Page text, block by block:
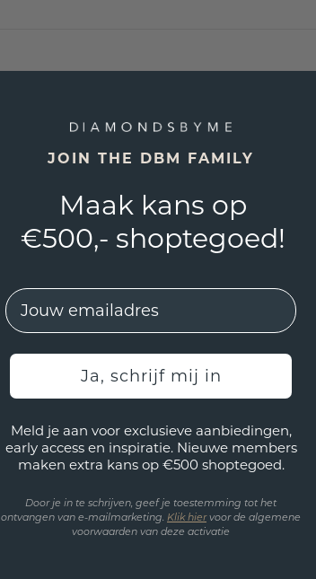
JOIN THE DBM FAMILY
Maak kans op
€500,- shoptegoed!
EMail
Ja, schrijf mij in
Meld je aan voor exclusieve aanbiedingen,
early access en inspiratie. Nieuwe members
maken extra kans op €500 shoptegoed.
Door je in te schrijven, geef je toestemming tot het
ontvangen van e-mailmarketing. Klik hiervoor de algemene
voorwaarden van deze activatie